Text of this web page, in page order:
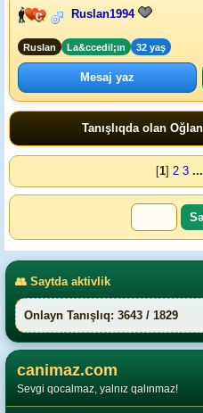
Ruslan1994
Ruslan La&ccedil;ın 32 yaş
Mesaj yaz
Tanışlıqda olan
[1] 2 3 ...
👥 Saytda aktivlik
Onlayn Tanışlıq: 3643 / 1829
canimaz.com
Sevgi qocalmaz, yalnız qalınmaz!